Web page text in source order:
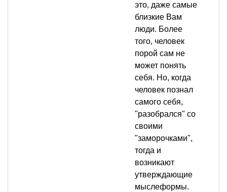
это, даже самые
близкие Вам
люди. Более
того, человек
порой сам не
может понять
себя. Но, когда
человек познал
самого себя,
"разобрался" со
своими
"заморочками",
тогда и
возникают
утверждающие
мыслеформы.